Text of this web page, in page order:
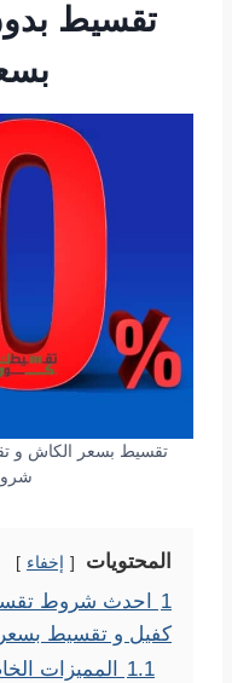
تقسيط
تقسيط بسعر الكاش و
المحتويات إخفاء
1
احدث شروط
كفيل و تقسيط
1.1
المميزات